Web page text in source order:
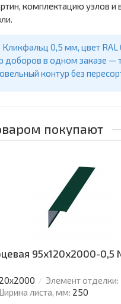
комплектацию узлов и
Кликфальц 0,5 мм, цвет RAL
доборов в одном заказе —
контур без
покупают
95х120х2000-0,5
Элемент отделки:
листа, мм: 250